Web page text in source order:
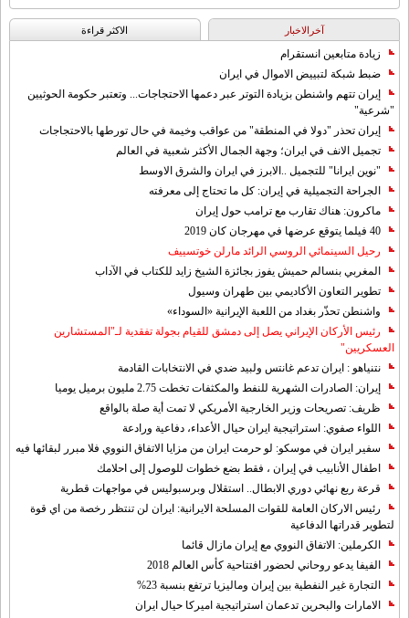
آخرالاخبار الاکثر قراءة
زيادة متابعين انستقرام
ضبط شبكة لتبييض الاموال في ايران
إيران تتهم واشنطن بزيادة التوتر عبر دعمها الاحتجاجات... وتعتبر حكومة الحوثيين
"شرعية"
إيران تحذر "دولا في المنطقة" من عواقب وخيمة في حال تورطها بالاحتجاجات
تجميل الانف في ايران؛ وجهة الجمال الأكثر شعبية في العالم
"نوين ايرانا" للتجميل ..الابرز في ايران والشرق الاوسط
الجراحة التجميلية في إيران: كل ما تحتاج إلى معرفته
ماكرون: هناك تقارب مع ترامب حول إيران
40 فيلما يتوقع عرضها في مهرجان كان 2019
رحيل السينمائي الروسي الرائد مارلن خوتسييف
المغربي بنسالم حميش يفوز بجائزة الشيخ زايد للكتاب في الآداب
تطوير التعاون الأكاديمي بين طهران وسيول
واشنطن تحذّر بغداد من اللعبة الإيرانية «السوداء»
رئيس الأركان الإيراني يصل إلى دمشق للقيام بجولة تفقدية لـ"المستشارين
العسكريين"
نتنياهو : ايران تدعم غانتس ولبيد ضدي في الانتخابات القادمة
إيران: الصادرات الشهریة للنفط والمكثفات تخطت 2.75 مليون برميل يوميا
ظريف: تصريحات وزير الخارجية الأمريكي لا تمت أية صلة بالواقع
اللواء صفوي: استراتيجية ايران حيال الأعداء، دفاعية ورادعة
سفير ايران في موسكو: لو حرمت ايران من مزايا الاتفاق النووي فلا مبرر لبقائها فيه
اطفال الأنابيب في إيران ، فقط بضع خطوات للوصول إلى احلامك
قرعة ربع نهائي دوري الابطال.. استقلال وبرسبوليس في مواجهات قطرية
رئيس الاركان العامة للقوات المسلحة الايرانية: ايران لن تنتظر رخصة من اي قوة
لتطوير قدراتها الدفاعية
الكرملين: الاتفاق النووي مع إيران مازال قائما
الفيفا يدعو روحاني لحضور افتتاحية كأس العالم 2018
التجارة غیر النفطیة بین إیران ومالیزیا ترتفع بنسبة 23%
الامارات والبحرين تدعمان استراتيجية اميركا حيال ايران